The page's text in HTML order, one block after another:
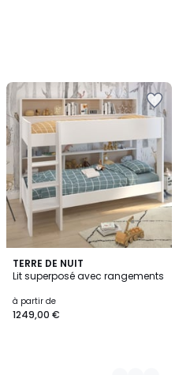
TERRE DE NUIT
Lit superposé avec rangements
à partir de
1249,00 €
3
Couleurs